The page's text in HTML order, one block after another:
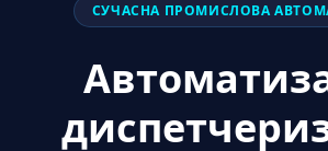
СУЧАСНА ПРОМИСЛОВА